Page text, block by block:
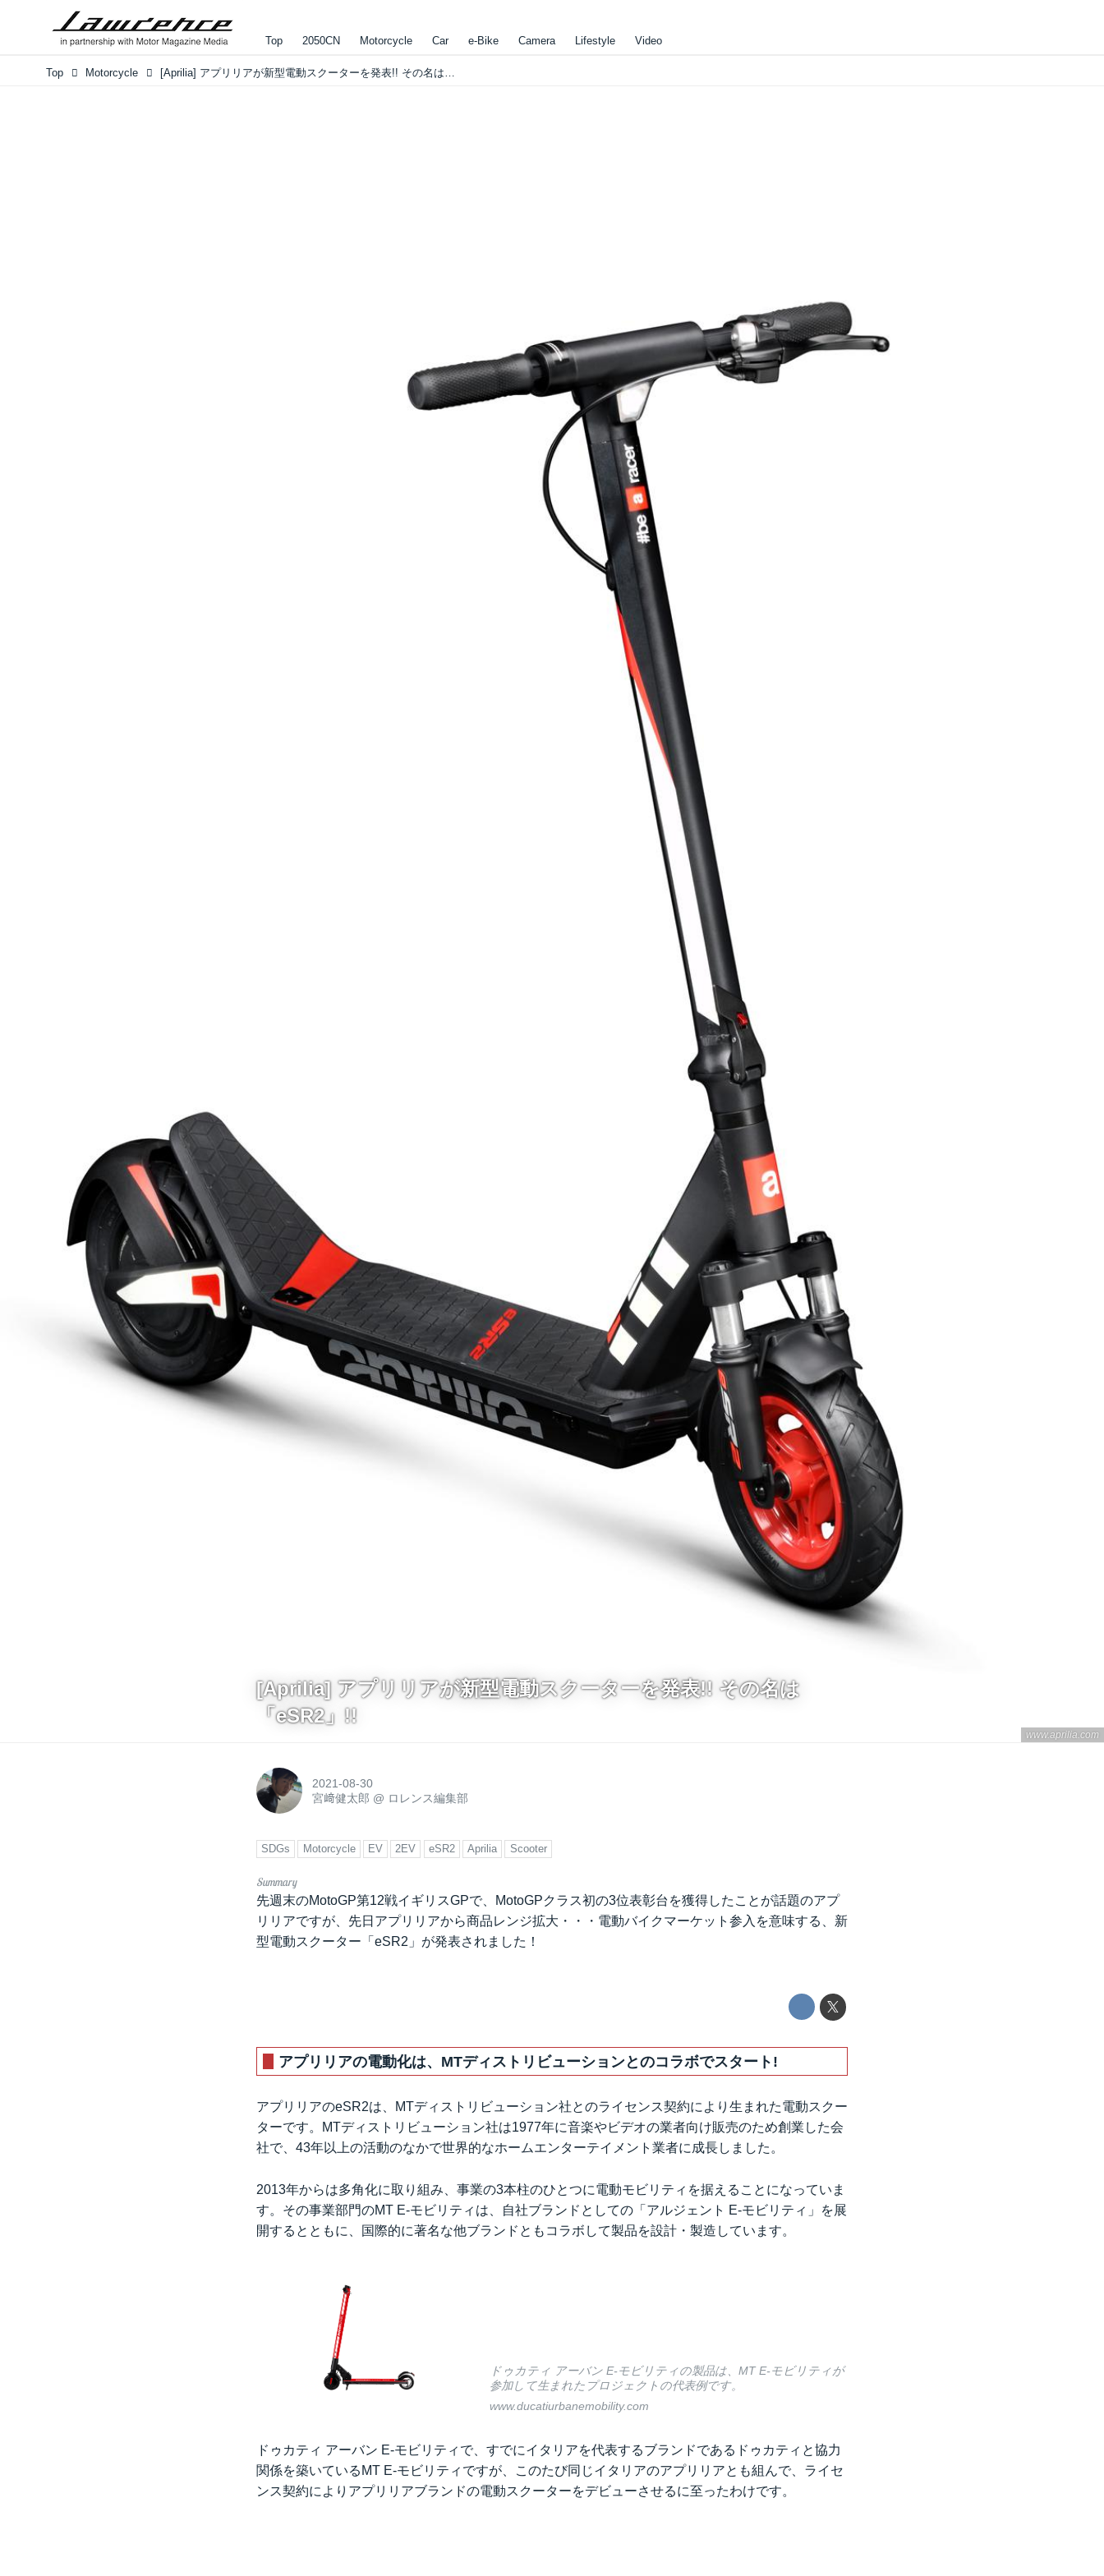
Top 2050CN Motorcycle Car e-Bike Camera Lifestyle Video
Top Motorcycle [Aprilia] アプリリアが新型電動スクーターを発表!! その名は「eSR2」!!
www.aprilia.com
[Aprilia] アプリリアが新型電動スクーターを発表!! その名は
「eSR2」!!
2021-08-30
宮﨑健太郎 @ ロレンス編集部
SDGs Motorcycle EV 2EV eSR2 Aprilia Scooter
先週末のMotoGP第12戦イギリスGPで、MotoGPクラス初の3位表彰台を獲得したことが話題のアプ
リリアですが、先日アプリリアから商品レンジ拡大・・・電動バイクマーケット参入を意味する、新
型電動スクーター「eSR2」が発表されました！
アプリリアの電動化は、MTディストリビューションとのコラボでスタート!
アプリリアのeSR2は、MTディストリビューション社とのライセンス契約により生まれた電動スクー
ターです。MTディストリビューション社は1977年に音楽やビデオの業者向け販売のため創業した会
社で、43年以上の活動のなかで世界的なホームエンターテイメント業者に成長しました。
2013年からは多角化に取り組み、事業の3本柱のひとつに電動モビリティを据えることになっていま
す。その事業部門のMT E-モビリティは、自社ブランドとしての「アルジェント E-モビリティ」を展
開するとともに、国際的に著名な他ブランドともコラボして製品を設計・製造しています。
ドゥカティ アーバン E-モビリティの製品は、MT E-モビリティが
参加して生まれたプロジェクトの代表例です。
www.ducatiurbanemobility.com
ドゥカティ アーバン E-モビリティで、すでにイタリアを代表するブランドであるドゥカティと協力
関係を築いているMT E-モビリティですが、このたび同じイタリアのアプリリアとも組んで、ライセ
ンス契約によりアプリリアブランドの電動スクーターをデビューさせるに至ったわけです。